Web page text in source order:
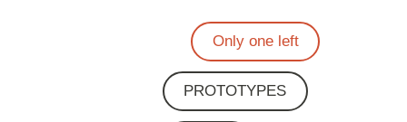
Only one left
PROTOTYPES